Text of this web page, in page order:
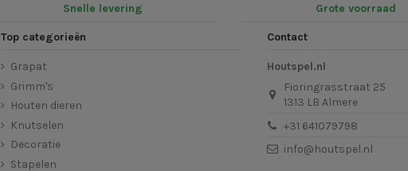
Snelle levering Grote voorraad
Top categorieën
Grapat
Grimm's
Houten dieren
Knutselen
Decoratie
Stapelen
Contact
Houtspel.nl
Fioringrasstraat 25
1313 LB Almere
+31 641079798
info@houtspel.nl